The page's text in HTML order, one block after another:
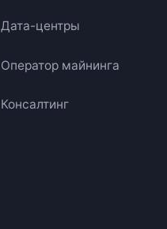
Дата-центры
Оператор майнинга
Консалтинг